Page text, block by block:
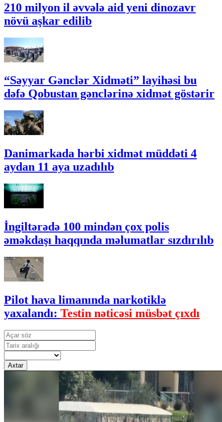
210 milyon il əvvələ aid yeni dinozavr
növü aşkar edilib
“Səyyar Gənclər Xidməti” layihəsi bu
dəfə Qobustan gənclərinə xidmət göstərir
Danimarkada hərbi xidmət müddəti 4
aydan 11 aya uzadılıb
İngiltərədə 100 mindən çox polis
əməkdaşı haqqında məlumatlar sızdırılıb
Pilot hava limanında narkotiklə
yaxalandı: Testin nəticəsi müsbət çıxdı
Axtar